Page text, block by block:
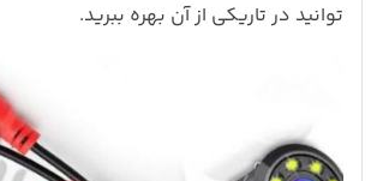
توانید در تاریکی از آن بهره ببرید.